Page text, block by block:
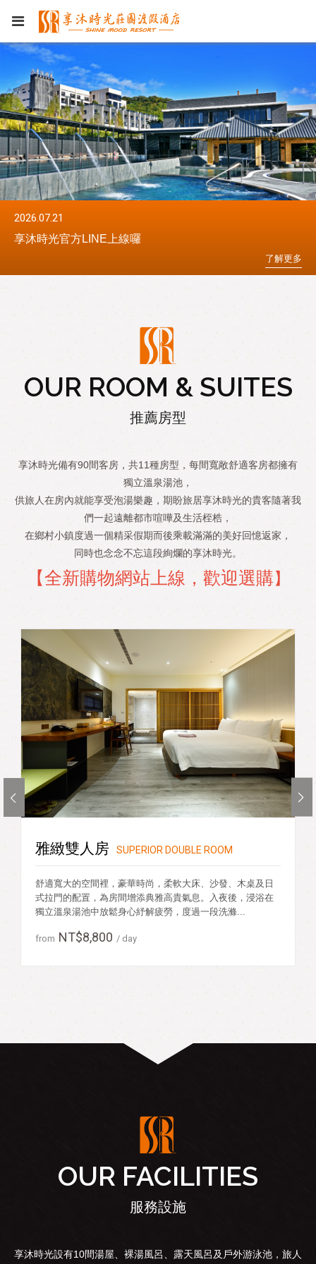
2026.07.21
享沐時光官方LINE上線囉
了解更多
OUR ROOM & SUITES
推薦房型
享沐時光備有90間客房，共11種房型，每間寬敞舒適客房都擁有
獨立溫泉湯池，
供旅人在房內就能享受泡湯樂趣，期盼旅居享沐時光的貴客隨著我
們一起遠離都市喧嘩及生活桎梏，
在鄉村小鎮度過一個精采假期而後乘載滿滿的美好回憶返家，
同時也念念不忘這段絢爛的享沐時光。
【全新購物網站上線，歡迎選購】
雅緻雙人房 SUPERIOR DOUBLE ROOM
舒適寬大的空間裡，豪華時尚，柔軟大床、沙發、木桌及日
式拉門的配置，為房間增添典雅高貴氣息。入夜後，浸浴在
獨立溫泉湯池中放鬆身心紓解疲勞，度過一段洗滌...
from NT$8,800 / day
OUR FACILITIES
服務設施
享沐時光設有10間湯屋、裸湯風呂、露天風呂及戶外游泳池，旅人